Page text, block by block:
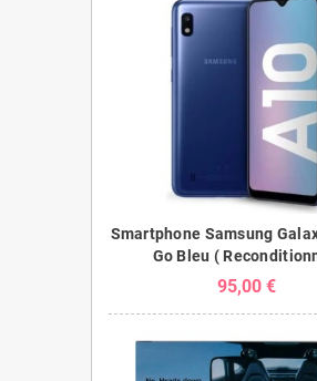
Smartphone Samsung
Go Bleu (
95,00 €